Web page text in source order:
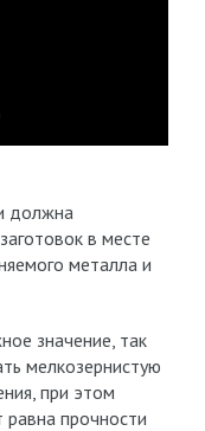
должна
в месте
металла и
значение, так
мелкозернистую
при этом
равна прочности